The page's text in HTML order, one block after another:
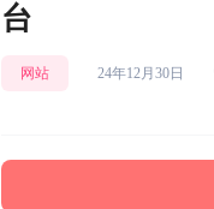
台
网站 24年12月30日